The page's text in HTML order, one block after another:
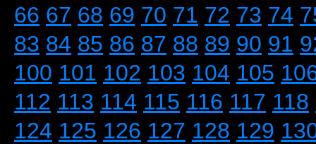
66 67 68 69 70 71 72 73 74
83 84 85 86 87 88 89 90 91
100 101 102 103 104 105
112 113 114 115 116 117 118
124 125 126 127 128 129